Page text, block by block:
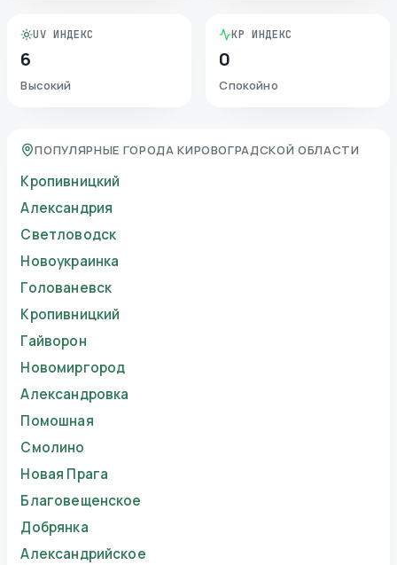
UV ИНДЕКС
6
Высокий
KP ИНДЕКС
0
Спокойно
ПОПУЛЯРНЫЕ ГОРОДА КИРОВОГРАДСКОЙ ОБЛАСТИ
Кропивницкий
Александрия
Светловодск
Новоукраинка
Голованевск
Кропивницкий
Гайворон
Новомиргород
Александровка
Помошная
Смолино
Новая Прага
Благовещенское
Добрянка
Александрийское